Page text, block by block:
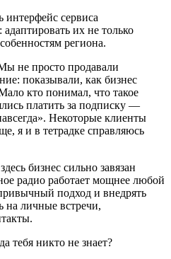
интерфейс сервиса
их не только
региона.
не просто продавали
показывали, как бизнес
кто понимал, что такое
платить за подписку —
Некоторые клиенты
я и в тетрадке справляюсь
бизнес сильно завязан
радио работает мощнее любой
подход и внедрять
на личные встречи,
тебя никто не знает?